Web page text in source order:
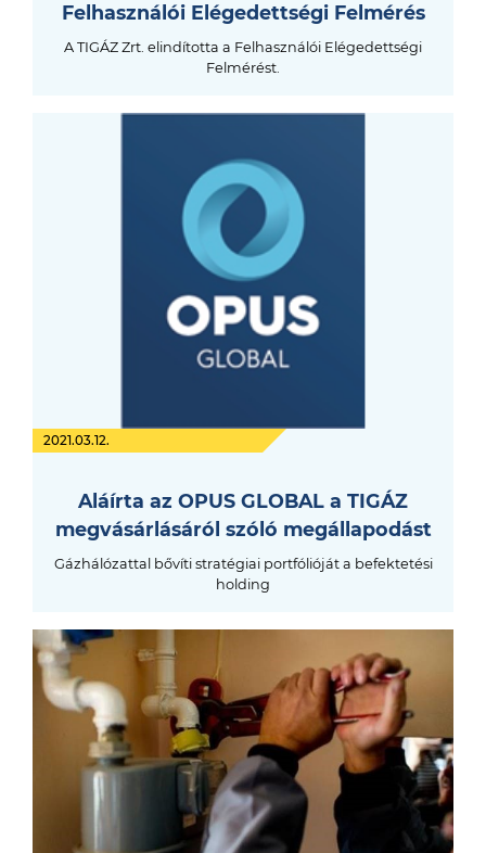
Felhasználói Elégedettségi Felmérés
A TIGÁZ Zrt. elindította a Felhasználói Elégedettségi
Felmérést.
2021.03.12.
Aláírta az OPUS GLOBAL a TIGÁZ
megvásárlásáról szóló megállapodást
Gázhálózattal bővíti stratégiai portfólióját a befektetési
holding